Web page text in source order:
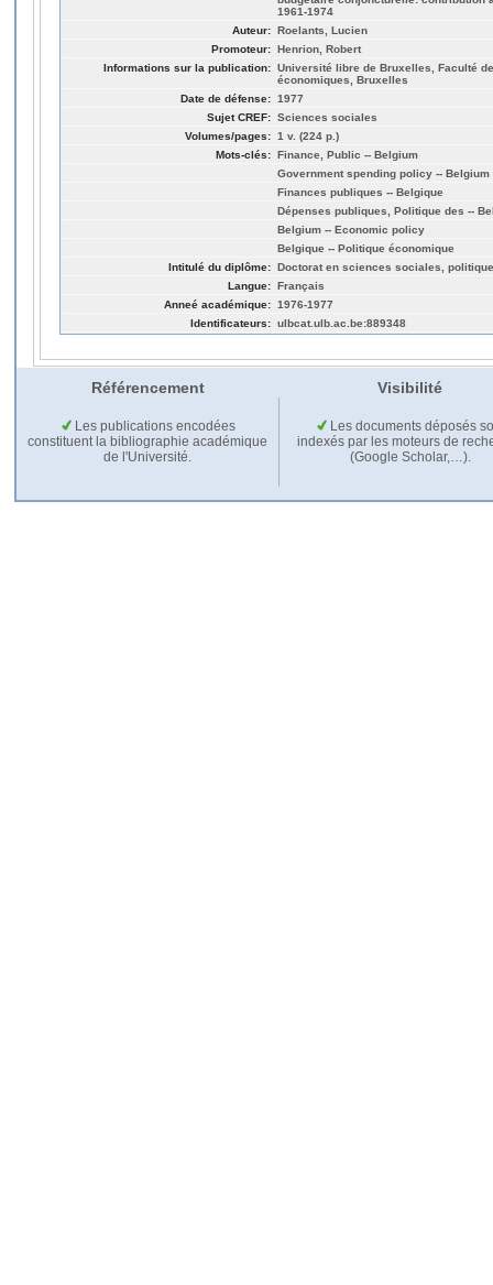
1961-1974
Auteur: Roelants, Lucien
Promoteur: Henrion, Robert
Informations sur la publication: Université libre de Bruxelles, Faculté
économiques, Bruxelles
Date de défense: 1977
Sujet CREF: Sciences sociales
Volumes/pages: 1 v. (224 p.)
Mots-clés: Finance, Public -- Belgium
Government spending policy -- Belgium
Finances publiques -- Belgique
Dépenses publiques, Politique des --
Belgium -- Economic policy
Belgique -- Politique économique
Intitulé du diplôme: Doctorat en sciences sociales,
Langue: Français
Anneé académique: 1976-1977
Identificateurs: ulbcat.ulb.ac.be:889348
Référencement Visibilité
Les publications encodées
constituent la bibliographie académique
de l'Université.
Les documents déposés
indexés par les moteurs de
(Google Scholar,…).